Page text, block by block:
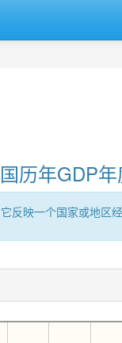
历年GDP
反映一个国家或地区